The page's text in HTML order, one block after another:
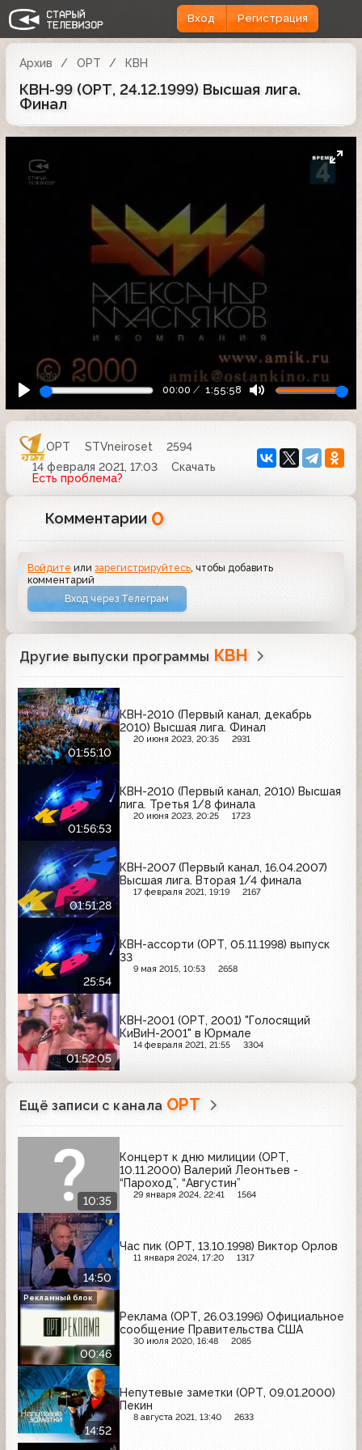
Вход Регистрация
Архив ОРТ КВН
КВН-99 (ОРТ, 24.12.1999) Высшая лига.
Финал
00:00 1:55:58
ОРТ STVneiroset
2594
14 февраля 2021, 17:03
Скачать
Есть проблема?
Комментарии 0
Войдите илизарегистрируйтесь , чтобы добавить
комментарий
Вход через Телеграм
Другие выпуски программы КВН
01:55:10
КВН-2010 (Первый канал, декабрь
2010) Высшая лига. Финал
20 июня 2023, 20:35 2931
01:56:53
КВН-2010 (Первый канал, 2010) Высшая
лига. Третья 1/8 финала
20 июня 2023, 20:25 1723
01:51:28
КВН-2007 (Первый канал, 16.04.2007)
Высшая лига. Вторая 1/4 финала
17 февраля 2021, 19:19 2167
25:54
КВН-ассорти (ОРТ, 05.11.1998) выпуск
33
9 мая 2015, 10:53 2658
01:52:05
КВН-2001 (ОРТ, 2001) "Голосящий
КиВиН-2001" в Юрмале
14 февраля 2021, 21:55 3304
Ещё записи с канала ОРТ
10:35
Концерт к дню милиции (ОРТ,
10.11.2000) Валерий Леонтьев -
“Пароход”, “Августин”
29 января 2024, 22:41 1564
14:50
Час пик (ОРТ, 13.10.1998) Виктор Орлов
11 января 2024, 17:20 1317
00:46
Реклама (ОРТ, 26.03.1996) Официальное
сообщение Правительства США
30 июля 2020, 16:48 2085
Рекламный блок
14:52
Непутевые заметки (ОРТ, 09.01.2000)
Пекин
8 августа 2021, 13:40 2633